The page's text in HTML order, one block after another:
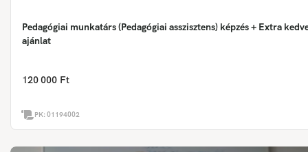
Pedagógiai munkatárs (Pedagógiai asszisztens) képzés + Extra
ajánlat
120 000 Ft
PK:01194002